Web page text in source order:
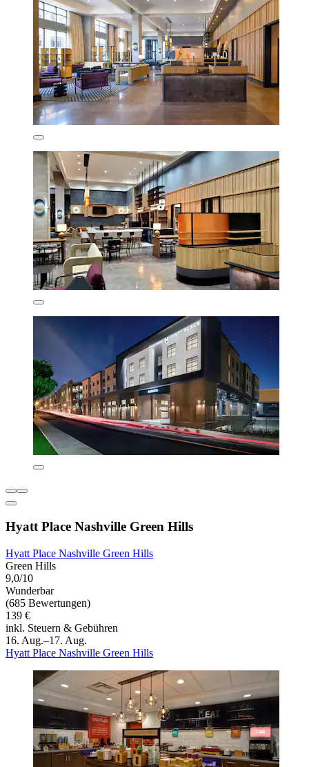
Hyatt Place Nashville Green Hills
Hyatt Place Nashville Green Hills
Green Hills
9,0/10
Wunderbar
(685 Bewertungen)
139 €
inkl. Steuern & Gebühren
16. Aug.–17. Aug.
Hyatt Place Nashville Green Hills